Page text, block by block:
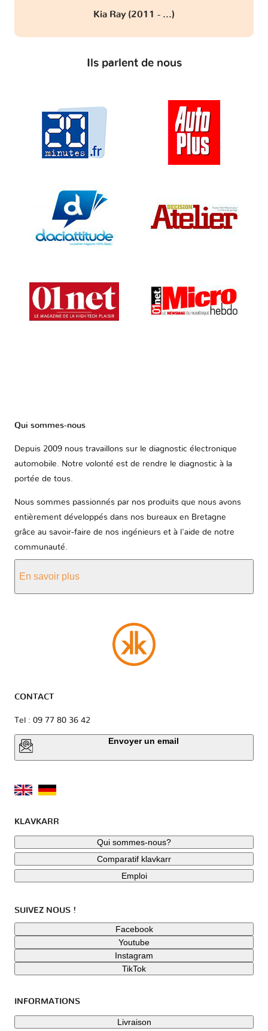
Kia Ray (2011 - ...)
Ils parlent de nous
Qui sommes-nous
Depuis 2009 nous travaillons sur le diagnostic électronique
automobile. Notre volonté est de rendre le diagnostic à la
portée de tous.
Nous sommes passionnés par nos produits que nous avons
entièrement développés dans nos bureaux en Bretagne
grâce au savoir-faire de nos ingénieurs et à l'aide de notre
communauté.
En savoir plus
CONTACT
Tel : 09 77 80 36 42
Envoyer un email
KLAVKARR
Qui sommes-nous?
Comparatif klavkarr
Emploi
SUIVEZ NOUS !
Facebook
Youtube
Instagram
TikTok
INFORMATIONS
Livraison